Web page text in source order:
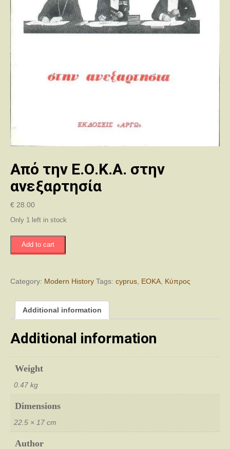
Από την Ε.Ο.Κ.Α. στην
ανεξαρτησία
€ 28.00
Only 1 left in stock
Από
ανεξαρτησία
Add to cart
Category: Modern History Tags: cyprus ΕΟΚΑ Κύπρος
Additional information
Additional information
Weight
0.47 kg
Dimensions
22.5 × 17 cm
Author